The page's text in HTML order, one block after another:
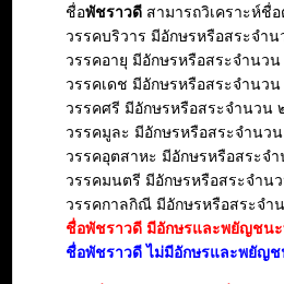
ชื่อพัชราวดี สามารถวิเคราะห์ชื่
วรรคบริวาร มีอักษรหรือสระจำ
วรรคอายุ มีอักษรหรือสระจำนว
วรรคเดช มีอักษรหรือสระจำนวน
วรรคศรี มีอักษรหรือสระจำนวน
วรรคมูละ มีอักษรหรือสระจำนว
วรรคอุตสาหะ มีอักษรหรือสระจ
วรรคมนตรี มีอักษรหรือสระจำน
วรรคกาลกิณี มีอักษรหรือสระจำ
ชื่อพัชราวดี มีอักษรและพยัญชน
ชื่อพัชราวดี ไม่มีอักษรและพยัญช